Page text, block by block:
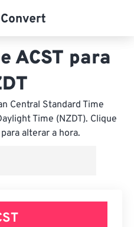
ACST para
Central Standard Time
Time (NZDT). Clique
alterar a hora.